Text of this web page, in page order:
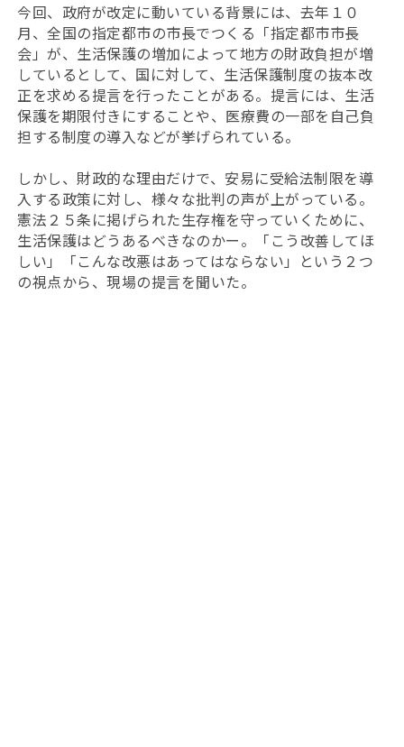
今回、政府が改定に動いている背景には、去年１０
月、全国の指定都市の市長でつくる「指定都市市長
会」が、生活保護の増加によって地方の財政負担が増
しているとして、国に対して、生活保護制度の抜本改
正を求める提言を行ったことがある。提言には、生活
保護を期限付きにすることや、医療費の一部を自己負
担する制度の導入などが挙げられている。
しかし、財政的な理由だけで、安易に受給法制限を導
入する政策に対し、様々な批判の声が上がっている。
憲法２５条に掲げられた生存権を守っていくために、
生活保護はどうあるべきなのかー。「こう改善してほ
しい」「こんな改悪はあってはならない」という２つ
の視点から、現場の提言を聞いた。